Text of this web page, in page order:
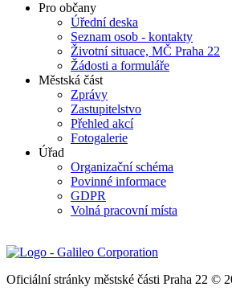
Pro občany
Úřední deska
Seznam osob - kontakty
Životní situace, MČ Praha 22
Žádosti a formuláře
Městská část
Zprávy
Zastupitelstvo
Přehled akcí
Fotogalerie
Úřad
Organizační schéma
Povinné informace
GDPR
Volná pracovní místa
Oficiální stránky městské části Praha 22 ©